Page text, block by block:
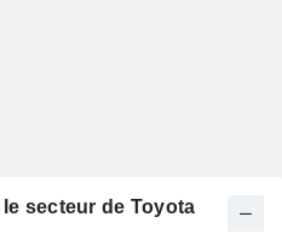
secteur de Toyota